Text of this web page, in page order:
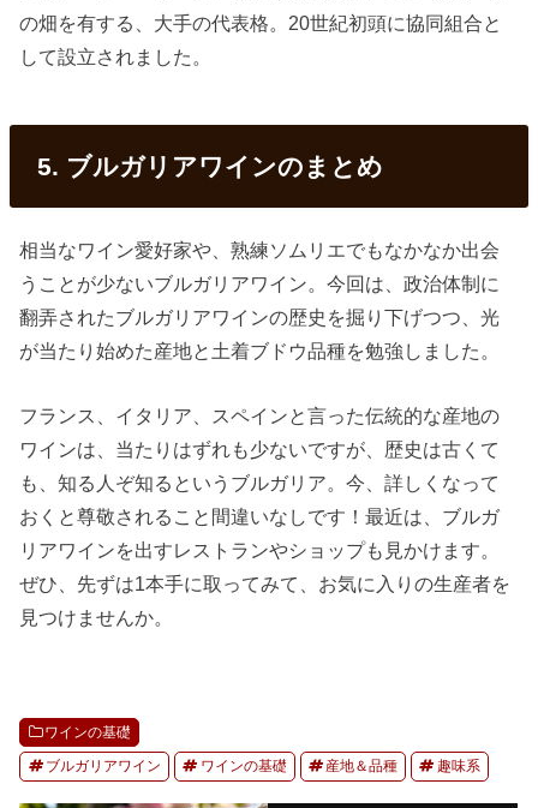
の畑を有する、大手の代表格。20世紀初頭に協同組合と
して設立されました。
5. ブルガリアワインのまとめ
相当なワイン愛好家や、熟練ソムリエでもなかなか出会
うことが少ないブルガリアワイン。今回は、政治体制に
翻弄されたブルガリアワインの歴史を掘り下げつつ、光
が当たり始めた産地と土着ブドウ品種を勉強しました。
フランス、イタリア、スペインと言った伝統的な産地の
ワインは、当たりはずれも少ないですが、歴史は古くて
も、知る人ぞ知るというブルガリア。今、詳しくなって
おくと尊敬されること間違いなしです！最近は、ブルガ
リアワインを出すレストランやショップも見かけます。
ぜひ、先ずは1本手に取ってみて、お気に入りの生産者を
見つけませんか。
ワインの基礎
ブルガリアワイン ワインの基礎 産地＆品種 趣味系